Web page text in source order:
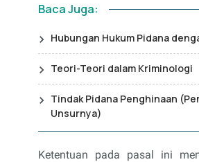
Baca Juga:
Hubungan Hukum Pidana
Teori-Teori dalam Kriminologi
Tindak Pidana Penghinaan
Unsurnya)
Ketentuan pada pasal ini